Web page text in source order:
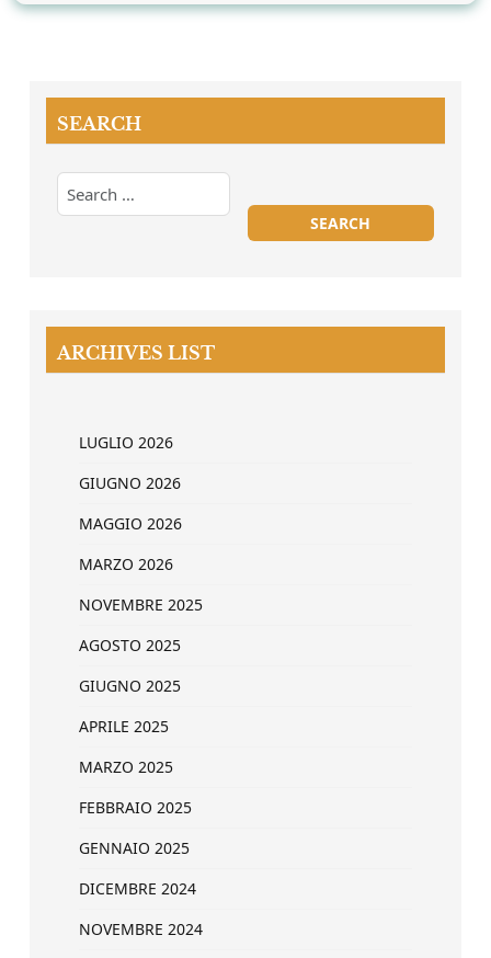
SEARCH
ARCHIVES LIST
LUGLIO 2026
GIUGNO 2026
MAGGIO 2026
MARZO 2026
NOVEMBRE 2025
AGOSTO 2025
GIUGNO 2025
APRILE 2025
MARZO 2025
FEBBRAIO 2025
GENNAIO 2025
DICEMBRE 2024
NOVEMBRE 2024